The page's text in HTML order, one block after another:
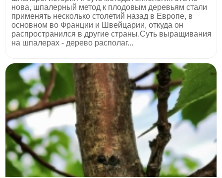
нова, шпалерный метод к плодовым деревьям стали
применять несколько столетий назад в Европе, в
основном во Франции и Швейцарии, откуда он
распространился в другие страны.Суть выращивания
на шпалерах - дерево располаг...